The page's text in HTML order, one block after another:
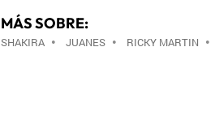
MÁS SOBRE:
SHAKIRA• JUANES• RICKY MARTIN •